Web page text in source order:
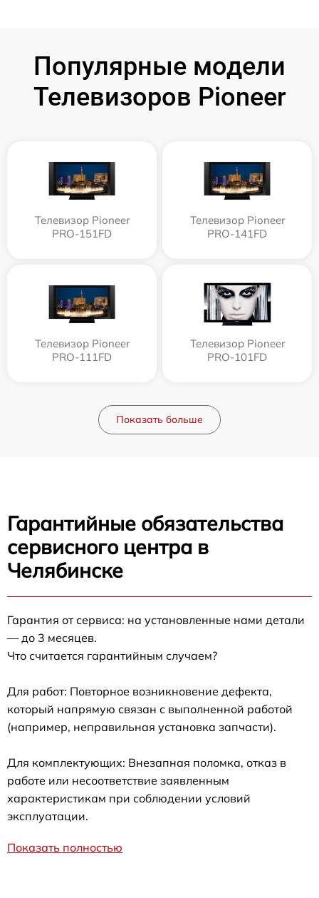
Популярные модели
Телевизоров Pioneer
Телевизор Pioneer
PRO-151FD
Телевизор Pioneer
PRO-141FD
Телевизор Pioneer
PRO-111FD
Телевизор Pioneer
PRO-101FD
Показать больше
Гарантийные обязательства
сервисного центра в
Челябинске
Гарантия от сервиса: на установленные нами детали
— до 3 месяцев.
Что считается гарантийным случаем?
Для работ: Повторное возникновение дефекта,
который напрямую связан с выполненной работой
(например, неправильная установка запчасти).
Для комплектующих: Внезапная поломка, отказ в
работе или несоответствие заявленным
характеристикам при соблюдении условий
эксплуатации.
Показать полностью